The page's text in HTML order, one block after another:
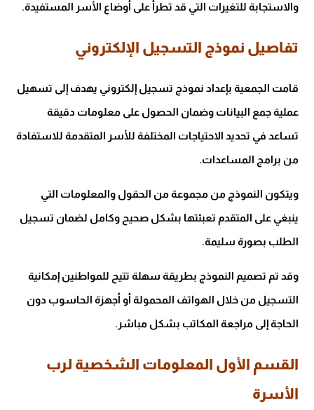
والاستجابة للتغيرات التي قد تطرأ على أوضاع الأسر المستفيدة.
تفاصيل نموذج التسجيل الإلكتروني
قامت الجمعية بإعداد نموذج تسجيل إلكتروني يهدف إلى تسهيل
عملية جمع البيانات وضمان الحصول على معلومات دقيقة
تساعد في تحديد الاحتياجات المختلفة للأسر المتقدمة للاستفادة
من برامج المساعدات.
ويتكون النموذج من مجموعة من الحقول والمعلومات التي
ينبغي على المتقدم تعبئتها بشكل صحيح وكامل لضمان تسجيل
الطلب بصورة سليمة.
وقد تم تصميم النموذج بطريقة سهلة تتيح للمواطنين إمكانية
التسجيل من خلال الهواتف المحمولة أو أجهزة الحاسوب دون
الحاجة إلى مراجعة المكاتب بشكل مباشر.
القسم الأول المعلومات الشخصية لرب
الأسرة